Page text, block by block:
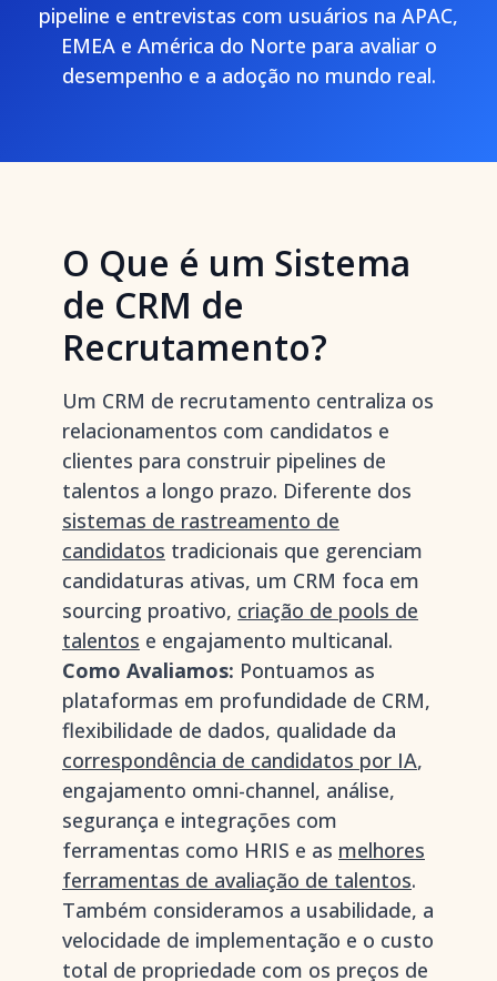
pipeline e entrevistas com usuários na APAC,
EMEA e América do Norte para avaliar o
desempenho e a adoção no mundo real.
O Que é um Sistema
de CRM de
Recrutamento?
Um CRM de recrutamento centraliza os
relacionamentos com candidatos e
clientes para construir pipelines de
talentos a longo prazo. Diferente dos
sistemas de rastreamento de
candidatos tradicionais que gerenciam
candidaturas ativas, um CRM foca em
sourcing proativo, criação de pools de
talentos e engajamento multicanal.
Como Avaliamos: Pontuamos as
plataformas em profundidade de CRM,
flexibilidade de dados, qualidade da
correspondência de candidatos por IA,
engajamento omni-channel, análise,
segurança e integrações com
ferramentas como HRIS e as melhores
ferramentas de avaliação de talentos.
Também consideramos a usabilidade, a
velocidade de implementação e o custo
total de propriedade com os preços de